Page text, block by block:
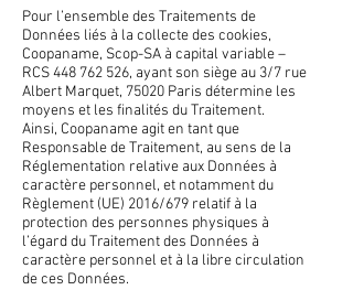
Pour l’ensemble des Traitements de
Données liés à la collecte des cookies,
Coopaname, Scop-SA à capital variable –
RCS448 762 526, ayant son siège au 3/7 rue
Albert Marquet, 75020 Paris détermine les
moyens et les finalités du Traitement.
Ainsi, Coopaname agit en tant que
Responsable de Traitement, au sens de la
Réglementation relative aux Données à
caractère personnel, et notamment du
Règlement (UE) 2016/679 relatif à la
protection des personnes physiques à
l’égard du Traitement des Données à
caractère personnel et à la libre circulation
de ces Données.